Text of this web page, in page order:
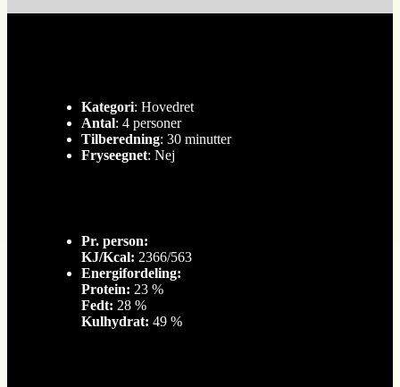
Kategori: Hovedret
Antal: 4 personer
Tilberedning: 30 minutter
Fryseegnet: Nej
Pr. person:
KJ/Kcal: 2366/563
Energifordeling:
Protein: 23 %
Fedt: 28 %
Kulhydrat: 49 %